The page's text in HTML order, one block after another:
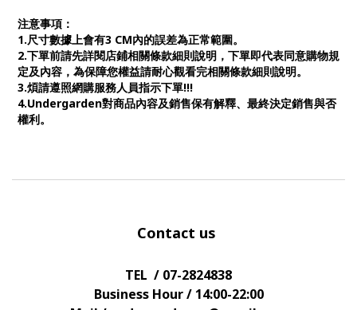
注意事項：
1.尺寸數據上會有3 CM內的誤差為正常範圍。
2.下單前請先詳閱店鋪相關條款細則說明，下單即代表同意購物規
定及內容，為保障您權益請耐心觀看完相關條款細則說明。
3.煩請遵照網購服務人員指示下單!!!
4.Undergarden對商品內容及銷售保有解釋、最終決定銷售與否
權利。
Contact us
TEL / 07-2824838
Business Hour / 14:00-22:00